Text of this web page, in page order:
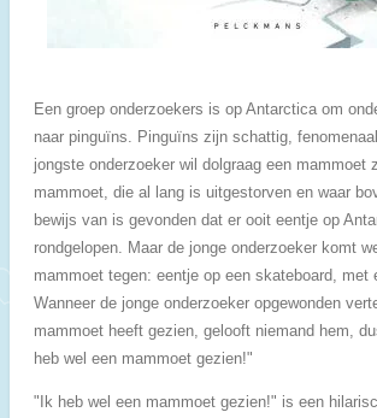
Een groep onderzoekers is op Antarctica om
naar pinguïns. Pinguïns zijn schattig,
jongste onderzoeker wil dolgraag een mammoet
mammoet, die al lang is uitgestorven en waar
bewijs van is gevonden dat er ooit eentje op
rondgelopen. Maar de jonge onderzoeker komt
mammoet tegen: eentje op een skateboard, met
Wanneer de jonge onderzoeker opgewonden
mammoet heeft gezien, gelooft niemand hem,
heb wel een mammoet gezien!"
"Ik heb wel een mammoet gezien!" is een